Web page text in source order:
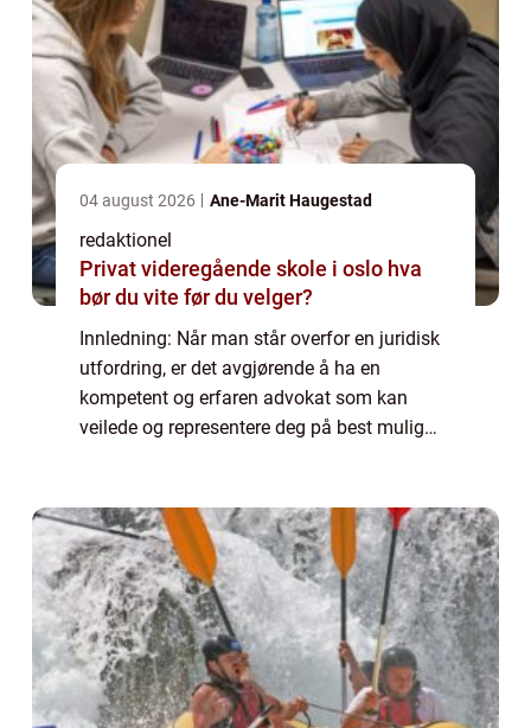
04 august 2026 Ane-Marit Haugestad
redaktionel
Privat videregående skole i oslo hva
bør du vite før du velger?
Innledning: Når man står overfor en juridisk
utfordring, er det avgjørende å ha en
kompetent og erfaren advokat som kan
veilede og representere deg på best mulig